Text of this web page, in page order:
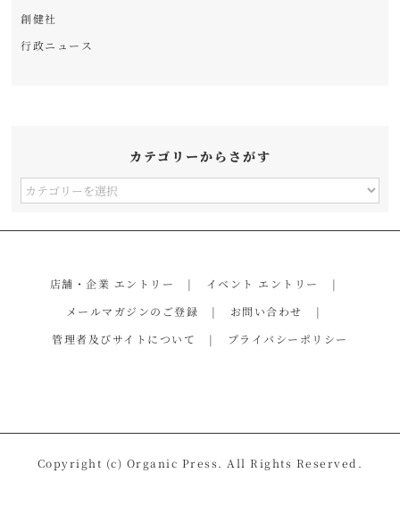
創健社
行政ニュース
カテゴリーからさがす
カ
す
店舗・企業 エントリー
イベント エントリー
メールマガジンのご登録
お問い合わせ
管理者及びサイトについて
プライバシーポリシー
Copyright (c) Organic Press. All Rights Reserved.